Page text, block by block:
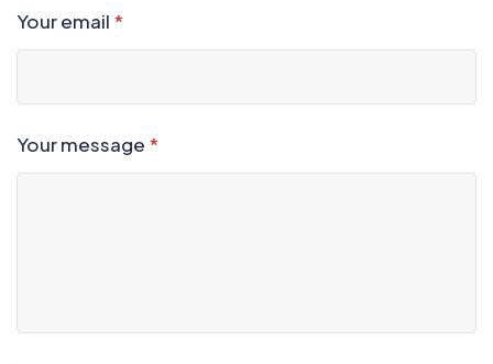
Your email *
Your message *